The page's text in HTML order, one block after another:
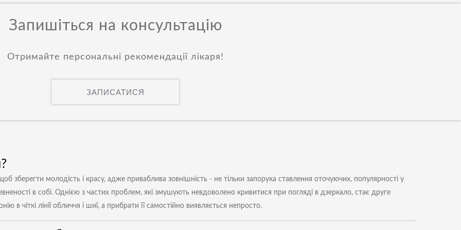
Запишіться на консультацію
Отримайте персональні рекомендації лікаря!
ЗАПИСАТИСЯ
зберегти молодість і красу, адже приваблива зовнішність - не тільки запорука ставлення оточуючих, популярності у
в собі. Однією з частих проблем, які змушують невдоволено кривитися при погляді в дзеркало, стає друге
в чіткі лінії обличчя і шиї, а прибрати її самостійно виявляється непросто.